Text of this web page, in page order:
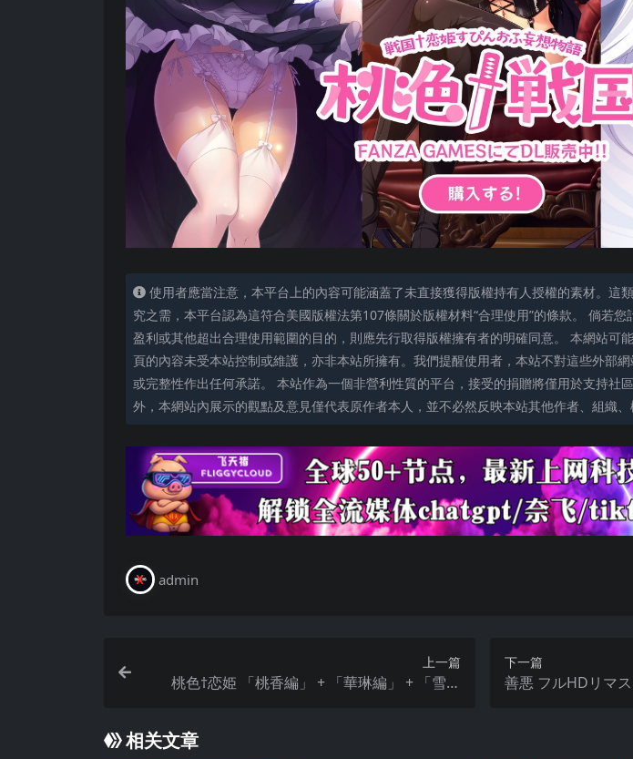
使用者應當注意，本平台上的內容可能涵蓋了未直接獲得版權持有人授權的素材。這
究之需，本平台認為這符合美國版權法第107條關於版權材料“合理使用”的條款。 倘若
盈利或其他超出合理使用範圍的目的，則應先行取得版權擁有者的明確同意。 本網站可
頁的內容未受本站控制或維護，亦非本站所擁有。我們提醒使用者，本站不對這些外部
或完整性作出任何承諾。 本站作為一個非營利性質的平台，接受的捐贈將僅用於支持社
外，本網站內展示的觀點及意見僅代表原作者本人，並不必然反映本站其他作者、組織、
admin
上一篇
桃色†恋姫 「桃香編」 + 「華琳編」 + 「雪蓮
下一篇
善悪 フルHDリマ
相关文章